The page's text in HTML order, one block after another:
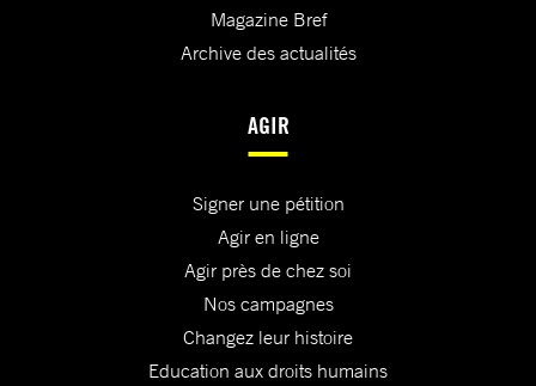
Magazine Bref
Archive des actualités
AGIR
Signer une pétition
Agir en ligne
Agir près de chez soi
Nos campagnes
Changez leur histoire
Education aux droits humains